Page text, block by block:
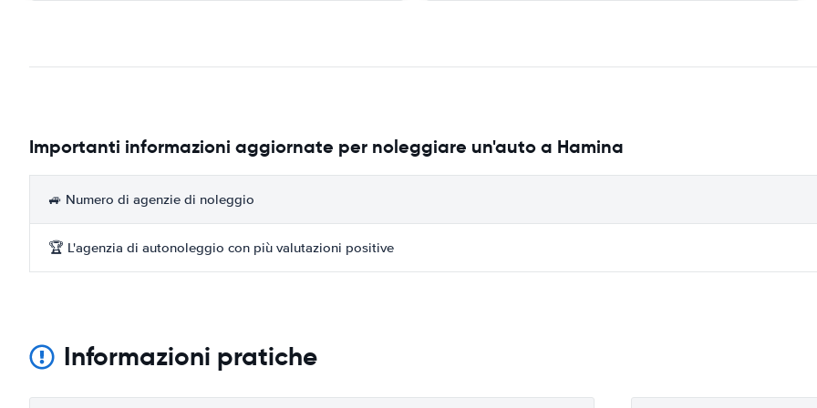
Importanti informazioni aggiornate per noleggiare un'auto a Hamina
🚙 Numero di agenzie di noleggio
🏆 L'agenzia di autonoleggio con più valutazioni positive
Informazioni pratiche